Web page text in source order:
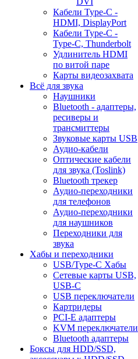
Кабели Type-C -
HDMI, DisplayPort
Кабели Type-C -
Type-C, Thunderbolt
Удлинитель HDMI
по витой паре
Карты видеозахвата
Всё для звука
Наушники
Bluetooth - адаптеры,
ресиверы и
трансмиттеры
Звуковые карты USB
Аудио-кабели
Оптические кабели
для звука (Toslink)
Bluetooth трекер
Аудио-переходники
для телефонов
Аудио-переходники
для наушников
Переходники для
звука
Хабы и переходники
USB/Type-C Хабы
Сетевые карты USB,
USB-C
USB переключатели
Картридеры
PCI-E адаптеры
KVM переключатели
Bluetooth адаптеры
Боксы для HDD/SSD,